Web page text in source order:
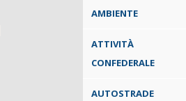
AMBIENTE
ATTIVITÀ
CONFEDERALE
AUTOSTRADE